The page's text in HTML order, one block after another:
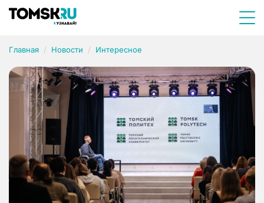
Главная Новости Интересное